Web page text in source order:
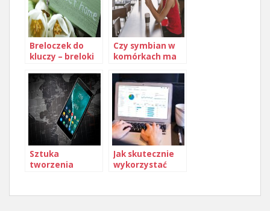
Breloczek do
kluczy – breloki
hotelowych.
Breloki akrylowe
Czy symbian w
komórkach ma
Sztuka
tworzenia
tekstowych
Jak skutecznie
wykorzystać